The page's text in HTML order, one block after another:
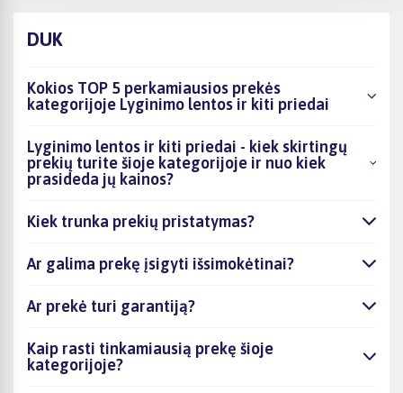
DUK
Kokios TOP 5 perkamiausios prekės
kategorijoje Lyginimo lentos ir kiti priedai
Lyginimo lentos ir kiti priedai - kiek skirtingų
prekių turite šioje kategorijoje ir nuo kiek
prasideda jų kainos?
Kiek trunka prekių pristatymas?
Ar galima prekę įsigyti išsimokėtinai?
Ar prekė turi garantiją?
Kaip rasti tinkamiausią prekę šioje
kategorijoje?